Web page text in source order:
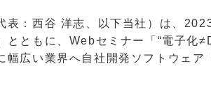
表：西谷 洋志、以下当社）は、
ともに、Webセミナー「“電子化
広い業界へ自社開発ソフトウェア